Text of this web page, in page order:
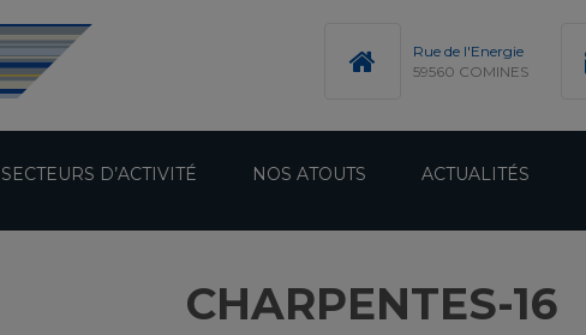
Rue de l'Energie
59560 COMINES
SECTEURS D’ACTIVITÉ NOS ATOUTS ACTUALITÉS
CHARPENTES-16